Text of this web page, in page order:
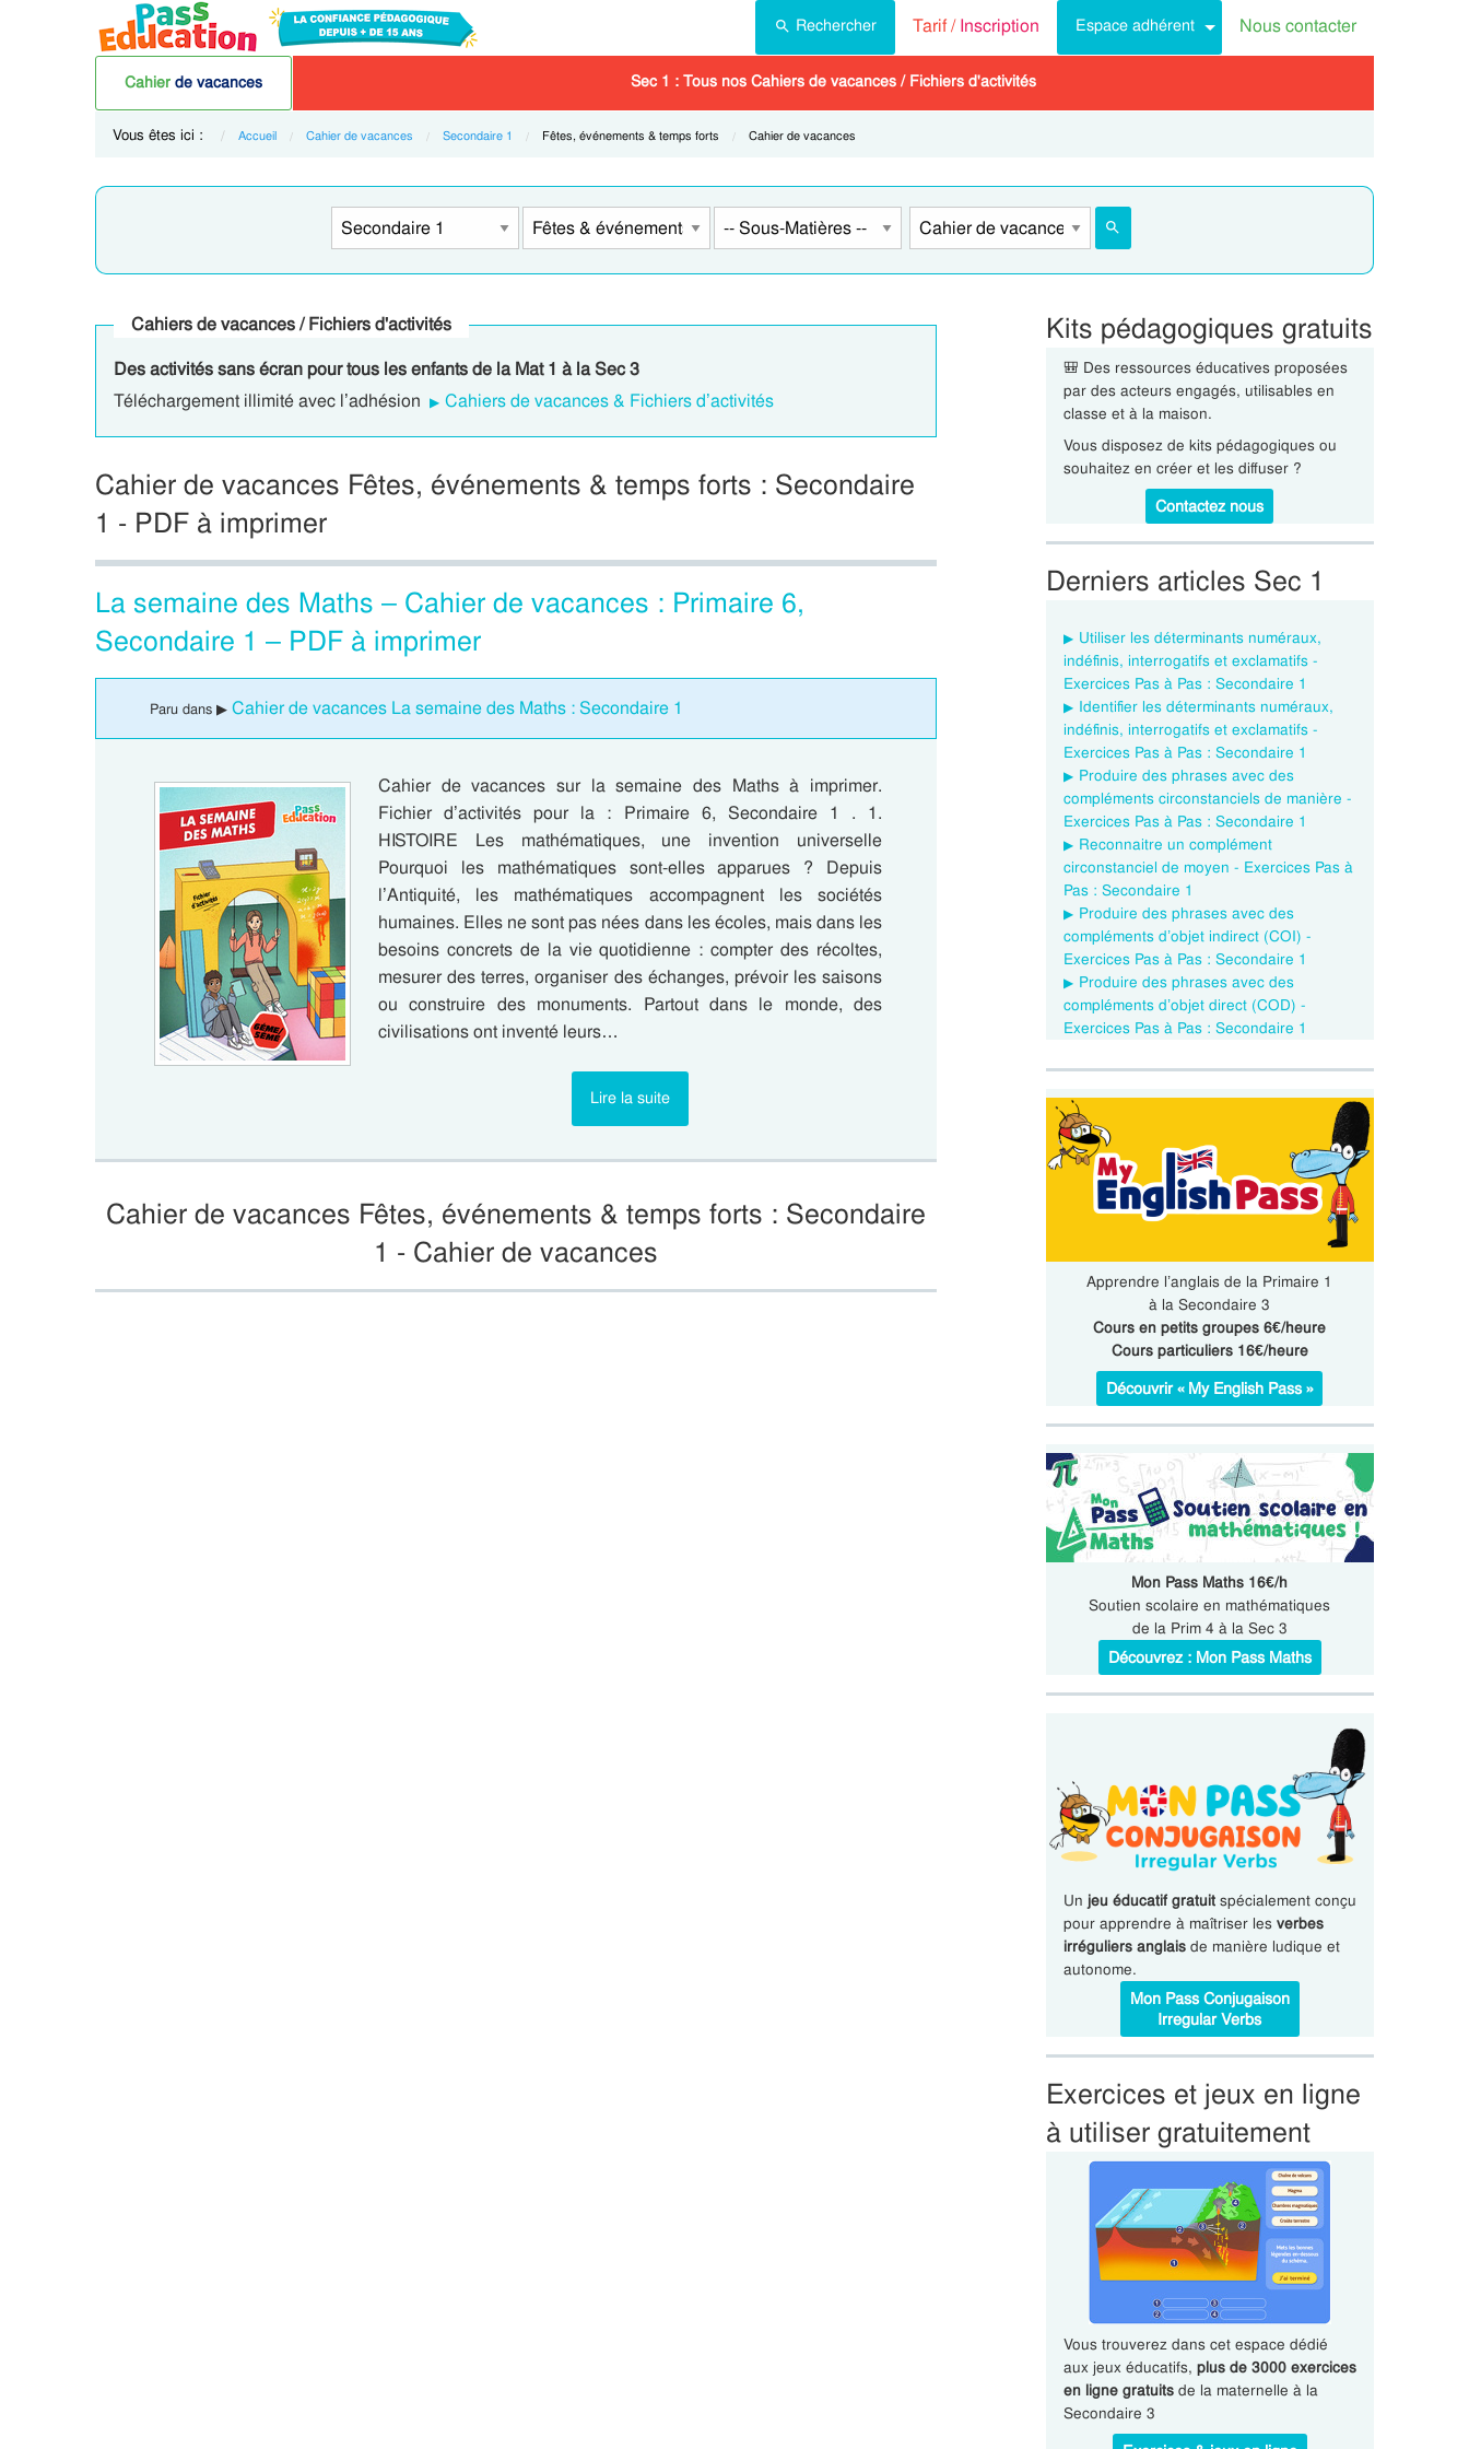
Rechercher Tarif /Inscription Espace adhérent Nous contacter
Cahier de vacances Sec 1 : Tous nos Cahiers de vacances / Fichiers d'activités
Vous êtes ici : Accueil Cahier de vacances Secondaire 1 Current:
Fêtes, événements & temps forts Current:
Cahier de vacances
Cahiers de vacances / Fichiers d'activités
Des activités sans écran pour tous les enfants de la Mat 1 à la Sec 3
Téléchargement illimité avec l’adhésion
Cahiers de vacances & Fichiers d’activités
Cahier de vacances Fêtes, événements & temps forts : Secondaire
1 - PDF à imprimer
La semaine des Maths – Cahier de vacances : Primaire 6,
Secondaire 1 – PDF à imprimer
Paru dans ▶ Cahier de vacances La semaine des Maths : Secondaire 1
Cahier de vacances sur la semaine des Maths à imprimer.
Fichier d’activités pour la : Primaire 6, Secondaire 1 . 1.
HISTOIRE Les mathématiques, une invention universelle
Pourquoi les mathématiques sont-elles apparues ? Depuis
l’Antiquité, les mathématiques accompagnent les sociétés
humaines. Elles ne sont pas nées dans les écoles, mais dans les
besoins concrets de la vie quotidienne : compter des récoltes,
mesurer des terres, organiser des échanges, prévoir les saisons
ou construire des monuments. Partout dans le monde, des
civilisations ont inventé leurs…
Lire la suite
Cahier de vacances Fêtes, événements & temps forts : Secondaire
1 - Cahier de vacances
Kits pédagogiques gratuits
🎒 Des ressources éducatives proposées
par des acteurs engagés, utilisables en
classe et à la maison.
Vous disposez de kits pédagogiques ou
souhaitez en créer et les diffuser ?
Contactez nous
Derniers articles Sec 1
Utiliser les déterminants numéraux,
indéfinis, interrogatifs et exclamatifs -
Exercices Pas à Pas : Secondaire 1
Identifier les déterminants numéraux,
indéfinis, interrogatifs et exclamatifs -
Exercices Pas à Pas : Secondaire 1
Produire des phrases avec des
compléments circonstanciels de manière -
Exercices Pas à Pas : Secondaire 1
Reconnaitre un complément
circonstanciel de moyen - Exercices Pas à
Pas : Secondaire 1
Produire des phrases avec des
compléments d’objet indirect (COI) -
Exercices Pas à Pas : Secondaire 1
Produire des phrases avec des
compléments d’objet direct (COD) -
Exercices Pas à Pas : Secondaire 1
Apprendre l’anglais de la Primaire 1
à la Secondaire 3
Cours en petits groupes 6€/heure
Cours particuliers 16€/heure
Découvrir « My English Pass »
Mon Pass Maths 16€/h
Soutien scolaire en mathématiques
de la Prim 4 à la Sec 3
Découvrez : Mon Pass Maths
Un jeu éducatif gratuitspécialement conçu
pour apprendre à maîtriser les verbes
irréguliers anglaisde manière ludique et
autonome.
Mon Pass Conjugaison
Irregular Verbs
Exercices et jeux en ligne
à utiliser gratuitement
Vous trouverez dans cet espace dédié
aux jeux éducatifs, plus de 3000 exercices
en ligne gratuitsde la maternelle à la
Secondaire 3